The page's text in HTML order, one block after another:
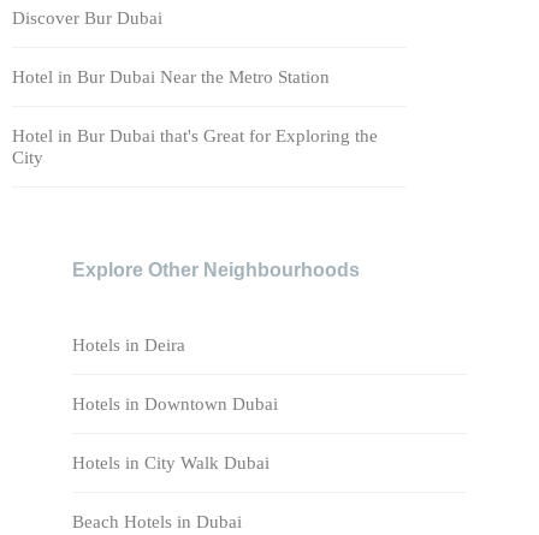
Discover Bur Dubai
Hotel in Bur Dubai Near the Metro Station
Hotel in Bur Dubai that's Great for Exploring the
City
Explore Other Neighbourhoods
Hotels in Deira
Hotels in Downtown Dubai
Hotels in City Walk Dubai
Beach Hotels in Dubai